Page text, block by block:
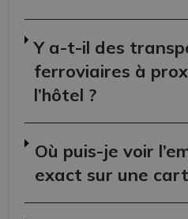
Y a-t-il des
ferroviaires à
l’hôtel ?
Où puis-je voir
exact sur une